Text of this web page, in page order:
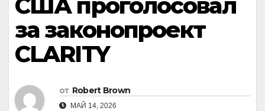
США проголосовал
за законопроект
CLARITY
от Robert Brown
МАЙ 14, 2026